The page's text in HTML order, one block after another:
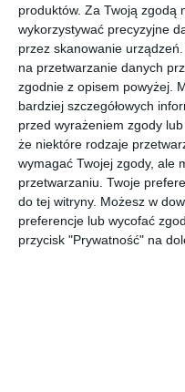
produktów. Za Twoją zgodą
wykorzystywać precyzyjne
przez skanowanie
na przetwarzanie danych
zgodnie z opisem powyżej.
bardziej szczegółowych
przed wyrażeniem zgody
że niektóre rodzaje
wymagać Twojej zgody, ale
przetwarzaniu. Twoje
do tej witryny. Możesz w
preferencje lub wycofać
przycisk "Prywatność" na
BURBERRY
0BE2419
3002
1.499
przejdź do
sklepu
MIRAFLEX
0MF4002
K614
132,
przejdź do
sklepu
Szukasz